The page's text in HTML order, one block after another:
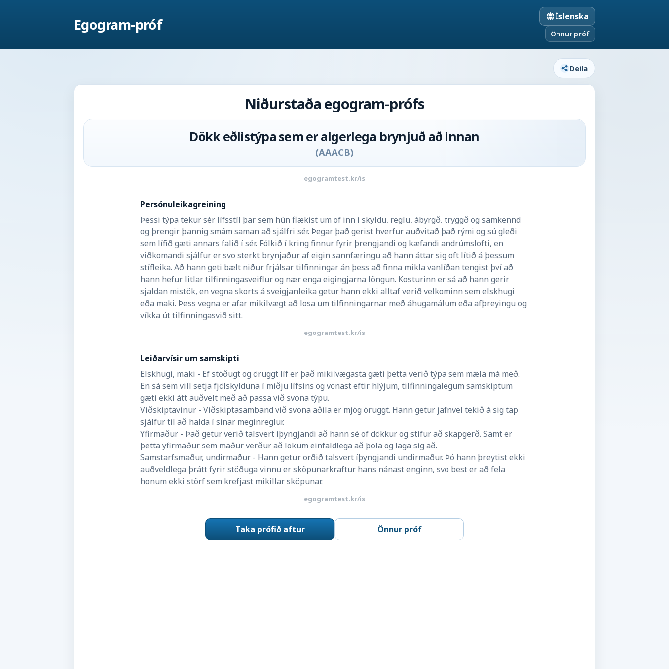
Egogram-próf Íslenska
Önnur próf
Deila
Niðurstaða egogram-prófs
Dökk eðlistýpa sem er algerlega brynjuð að innan
(AAACB)
egogramtest.kr/is
Persónuleikagreining
Þessi týpa tekur sér lífsstíl þar sem hún flækist um of inn í skyldu, reglu, ábyrgð, tryggð og samkennd
og þrengir þannig smám saman að sjálfri sér. Þegar það gerist hverfur auðvitað það rými og sú gleði
sem lífið gæti annars falið í sér. Fólkið í kring finnur fyrir þrengjandi og kæfandi andrúmslofti, en
viðkomandi sjálfur er svo sterkt brynjaður af eigin sannfæringu að hann áttar sig oft lítið á þessum
stífleika. Að hann geti bælt niður frjálsar tilfinningar án þess að finna mikla vanlíðan tengist því að
hann hefur litlar tilfinningasveiflur og nær enga eigingjarna löngun. Kosturinn er sá að hann gerir
sjaldan mistök, en vegna skorts á sveigjanleika getur hann ekki alltaf verið velkominn sem elskhugi
eða maki. Þess vegna er afar mikilvægt að losa um tilfinningarnar með áhugamálum eða afþreyingu og
víkka út tilfinningasvið sitt.
egogramtest.kr/is
Leiðarvísir um samskipti
Elskhugi, maki - Ef stöðugt og öruggt líf er það mikilvægasta gæti þetta verið týpa sem mæla má með.
En sá sem vill setja fjölskylduna í miðju lífsins og vonast eftir hlýjum, tilfinningalegum samskiptum
gæti ekki átt auðvelt með að passa við svona týpu.
Viðskiptavinur - Viðskiptasamband við svona aðila er mjög öruggt. Hann getur jafnvel tekið á sig tap
sjálfur til að halda í sínar meginreglur.
Yfirmaður - Það getur verið talsvert íþyngjandi að hann sé of dökkur og stífur að skapgerð. Samt er
þetta yfirmaður sem maður verður að lokum einfaldlega að þola og laga sig að.
Samstarfsmaður, undirmaður - Hann getur orðið talsvert íþyngjandi undirmaður. Þó hann þreytist ekki
auðveldlega þrátt fyrir stöðuga vinnu er sköpunarkraftur hans nánast enginn, svo best er að fela
honum ekki störf sem krefjast mikillar sköpunar.
egogramtest.kr/is
Taka prófið aftur Önnur próf